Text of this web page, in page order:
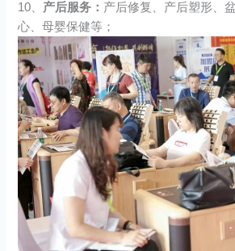
10、 产后服务： 产后修复、产后塑形、
心、母婴保健等；